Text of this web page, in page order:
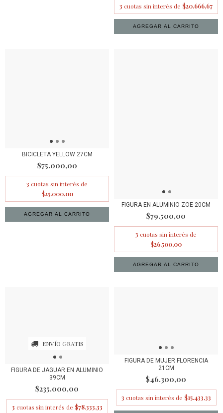
3 cuotas sin interés de $20.666,67
BICICLETA YELLOW 27CM
$75.000,00
3 cuotas sin interés de
$25.000,00
FIGURA EN ALUMINIO ZOE 20CM
$79.500,00
3 cuotas sin interés de
$26.500,00
ENVÍO GRATIS
FIGURA DE JAGUAR EN ALUMINIO
39CM
$235.000,00
3 cuotas sin interés de $78.333,33
FIGURA DE MUJER FLORENCIA
21CM
$46.300,00
3 cuotas sin interés de $15.433,33